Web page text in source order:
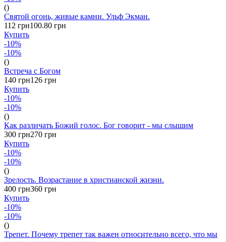
()
Святой огонь, живые камни. Ульф Экман.
112 грн100.80 грн
Купить
-10%
-10%
()
Встреча с Богом
140 грн126 грн
Купить
-10%
-10%
()
Как различать Божий голос. Бог говорит - мы слышим
300 грн270 грн
Купить
-10%
-10%
()
Зрелость. Возрастание в христианской жизни.
400 грн360 грн
Купить
-10%
-10%
()
Трепет. Почему трепет так важен относительно всего, что мы